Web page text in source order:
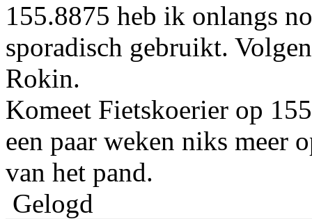
155.8875 heb ik onlangs
sporadisch gebruikt.
Rokin.
Komeet Fietskoerier op
een paar weken niks meer
van het pand.
Gelogd